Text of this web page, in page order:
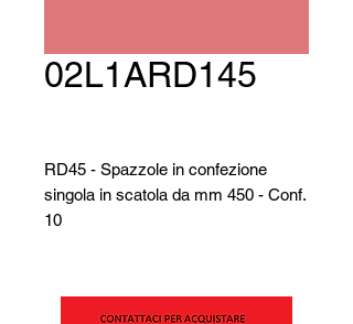
02L1ARD145
RD45 - Spazzole in confezione
singola in scatola da mm 450 - Conf.
10